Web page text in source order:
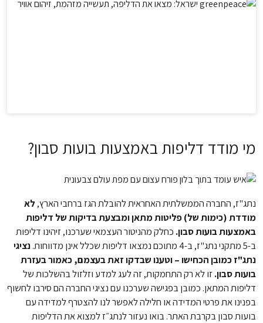
מי מודד דליפות באמצעות בועות סבון?
נתג"ז, החברה הממשלתית האחראית להובלת הגז ברחבי הארץ, לא
מודדת (כימות של) פליטות מתאן ומבצעת בדיקות של דליפות
באמצעות בועות סבון. כחלק מהניטור העצמאי שערכנו, זיהינו דליפות
ב-5 מתקני נתג"ז, ב-4 מתוכם נמצאו דליפות שכלל אינן מדווחות.
נציגי
נתג"ז כמובן הכחישו – וטענו שבדקו זאת בעצמם, כאמור בעזרת
בועות סבון.זו לא רק התחמקות, זה לעג למדע וזלזול בהשלכות של
דליפות המתאן. כמובן בפגישה שערכנו עם נציגי החברה הם סירבו לחשוף
בפנינו את פרטי המדידה או חלילה לאפשר לנו להצטרף למדידה עם
בועות סבון בקרבת האתר. בואו נעזור לנתג״ז למצוא את הדליפות